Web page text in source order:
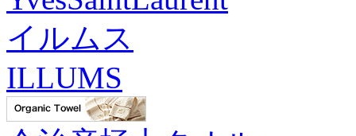
イルムス
ILLUMS